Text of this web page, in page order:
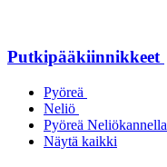
Putkipääkiinnikkeet
Pyöreä
Neliö
Pyöreä Neliökannella
Näytä kaikki